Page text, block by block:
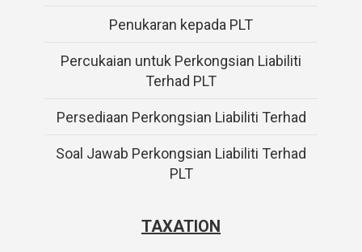
Penukaran kepada PLT
Percukaian untuk Perkongsian Liabiliti
Terhad PLT
Persediaan Perkongsian Liabiliti Terhad
Soal Jawab Perkongsian Liabiliti Terhad
PLT
TAXATION